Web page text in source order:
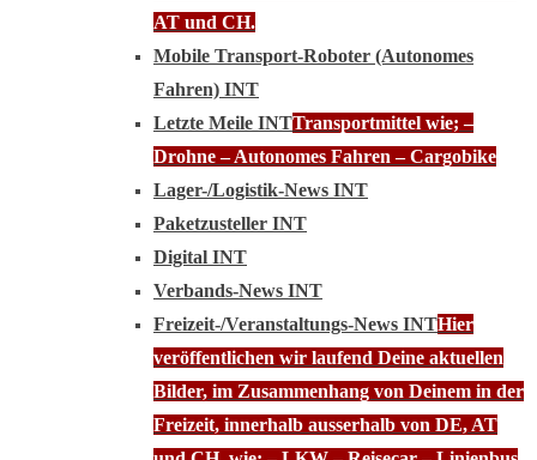
AT und CH.
Mobile Transport-Roboter (Autonomes
Fahren) INT
Letzte Meile INTTransportmittel wie; –
Drohne – Autonomes Fahren – Cargobike
Lager-/Logistik-News INT
Paketzusteller INT
Digital INT
Verbands-News INT
Freizeit-/Veranstaltungs-News INTHier
veröffentlichen wir laufend Deine aktuellen
Bilder, im Zusammenhang von Deinem in der
Freizeit, innerhalb ausserhalb von DE, AT